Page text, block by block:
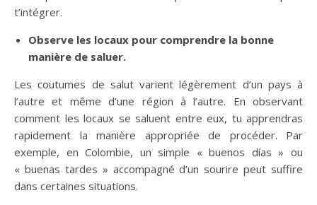
t’intégrer.
Observe les locaux pour comprendre la bonne
manière de saluer.
Les coutumes de salut varient légèrement d’un pays à
l’autre et même d’une région à l’autre. En observant
comment les locaux se saluent entre eux, tu apprendras
rapidement la manière appropriée de procéder. Par
exemple, en Colombie, un simple « buenos días » ou
« buenas tardes » accompagné d’un sourire peut suffire
dans certaines situations.